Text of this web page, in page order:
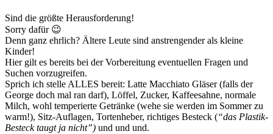
Sind die größte Herausforderung!
Sorry dafür 😉
Denn ganz ehrlich? Ältere Leute sind anstrengender als kleine
Kinder!
Hier gilt es bereits bei der Vorbereitung eventuellen Fragen und
Suchen vorzugreifen.
Sprich ich stelle ALLES bereit: Latte Macchiato Gläser (falls der
George doch mal ran darf), Löffel, Zucker, Kaffeesahne, normale
Milch, wohl temperierte Getränke (wehe sie werden im Sommer zu
warm!), Sitz-Auflagen, Tortenheber, richtiges Besteck (“das Plastik-
Besteck taugt ja nicht”) und und und.